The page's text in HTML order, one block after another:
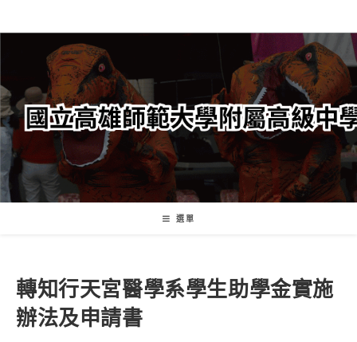
轉
要
內
容
選單
轉知行天宮醫學系學生助學金實施
辦法及申請書